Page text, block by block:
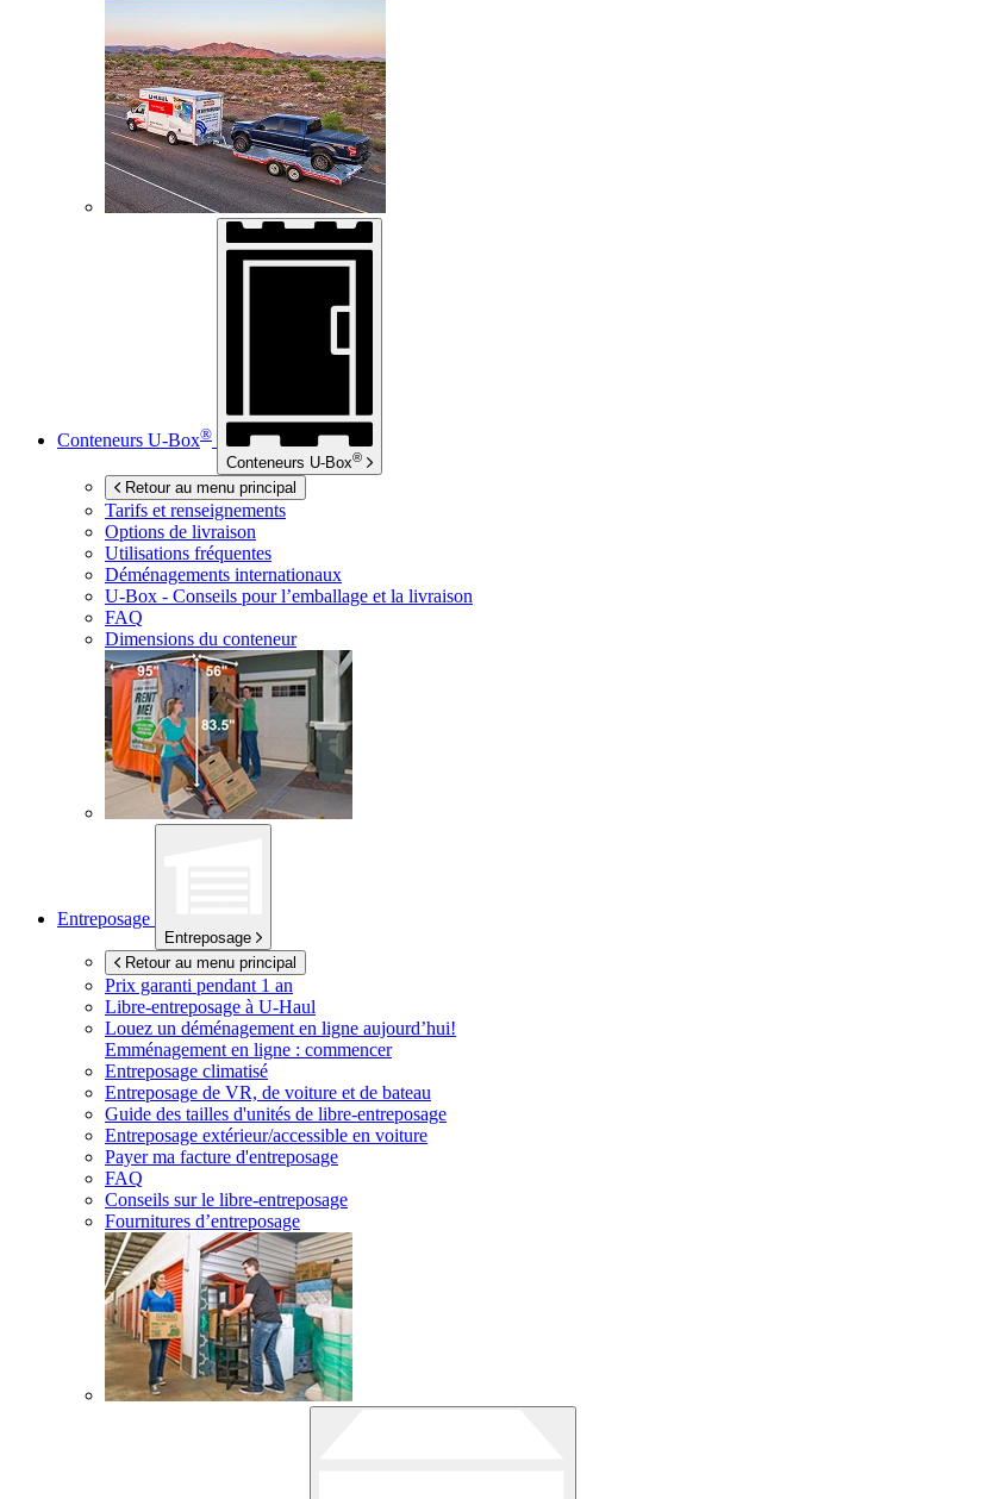
Conteneurs U-Box®
Conteneurs U-Box®
Retour au menu principal
Tarifs et renseignements
Options de livraison
Utilisations fréquentes
Déménagements internationaux
U-Box - Conseils pour l’emballage et la livraison
FAQ
Dimensions du conteneur
Entreposage
Entreposage
Retour au menu principal
Prix garanti pendant 1 an
Libre-entreposage à U-Haul
Louez un déménagement en ligne aujourd’hui!
Emménagement en ligne : commencer
Entreposage climatisé
Entreposage de VR, de voiture et de bateau
Guide des tailles d'unités de libre-entreposage
Entreposage extérieur/accessible en voiture
Payer ma facture d'entreposage
FAQ
Conseils sur le libre-entreposage
Fournitures d’entreposage